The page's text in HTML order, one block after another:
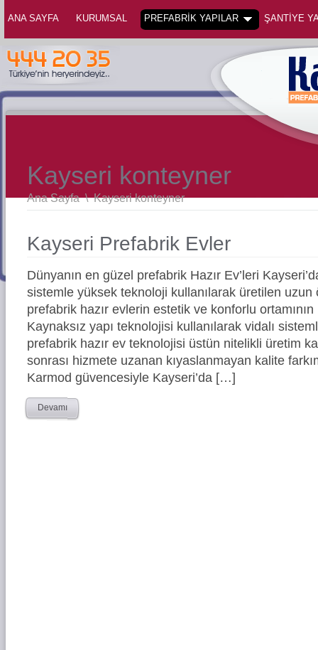
ANA SAYFA KURUMSAL PREFABRİK YAPILAR ŞANTİYE
Kayseri konteyner
Ana Sayfa \Kayseri konteyner
Kayseri Prefabrik Evler
Dünyanın en güzel prefabrik Hazır Ev’leri
sistemle yüksek teknoloji kullanılarak üretilen
prefabrik hazır evlerin estetik ve konforlu ortamının
Kaynaksız yapı teknolojisi kullanılarak vidalı
prefabrik hazır ev teknolojisi üstün nitelikli üretim
sonrası hizmete uzanan kıyaslanmayan kalite
Karmod güvencesiyle Kayseri’da […]
Devamı